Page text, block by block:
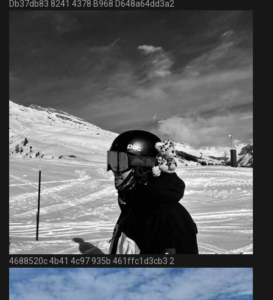
Db37db83 8241 4378 B968 D648a64dd3a2
4688520c 4b41 4c97 935b 461ffc1d3cb3 2